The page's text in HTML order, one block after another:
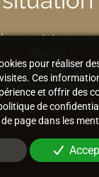
constats
oupar Internet
à préserver.
et
pour réaliser
Ces
et offrir des
de
page dans les